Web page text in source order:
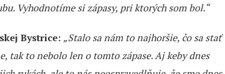
Vyhodnotíme si zápasy, pri ktorých som bol.“
Bystrice: „Stalo sa nám to najhoršie, čo sa stať
tak to nebolo len o tomto zápase. Aj keby dnes